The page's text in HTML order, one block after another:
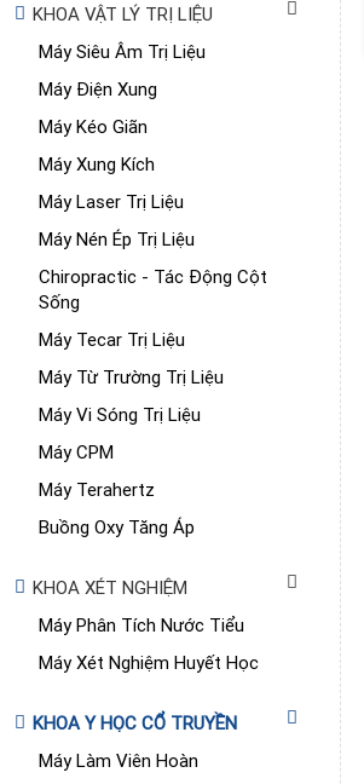
KHOA VẬT LÝ TRỊ LIỆU
Máy Siêu Âm Trị Liệu
Máy Điện Xung
Máy Kéo Giãn
Máy Xung Kích
Máy Laser Trị Liệu
Máy Nén Ép Trị Liệu
Chiropractic - Tác Động Cột
Sống
Máy Tecar Trị Liệu
Máy Từ Trường Trị Liệu
Máy Vi Sóng Trị Liệu
Máy CPM
Máy Terahertz
Buồng Oxy Tăng Áp
KHOA XÉT NGHIỆM
Máy Phân Tích Nước Tiểu
Máy Xét Nghiệm Huyết Học
KHOA Y HỌC CỔ TRUYỀN
Máy Làm Viên Hoàn